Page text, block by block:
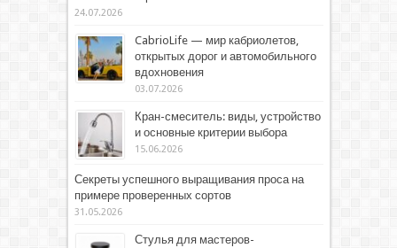
24.07.2026
CabrioLife — мир кабриолетов,
открытых дорог и автомобильного
вдохновения
03.07.2026
Кран-смеситель: виды, устройство
и основные критерии выбора
15.06.2026
Секреты успешного выращивания проса на
примере проверенных сортов
31.05.2026
Стулья для мастеров-